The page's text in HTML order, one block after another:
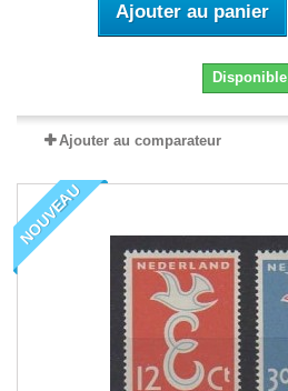
Ajouter au panier
Disponible
Ajouter au comparateur
NOUVEAU